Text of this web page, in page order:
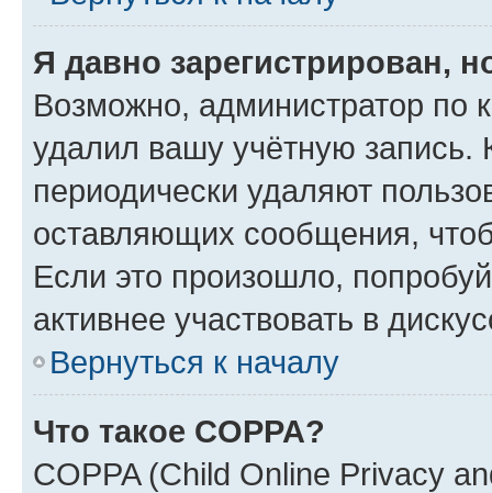
Я давно зарегистрирован,
Возможно, администратор по
удалил вашу учётную запись.
периодически удаляют
оставляющих сообщения,
Если это произошло,
активнее участвовать в
Вернуться к началу
Что такое COPPA?
COPPA (Child Online Privacy